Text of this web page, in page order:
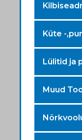
Küte -
Lülitid ja
Muud